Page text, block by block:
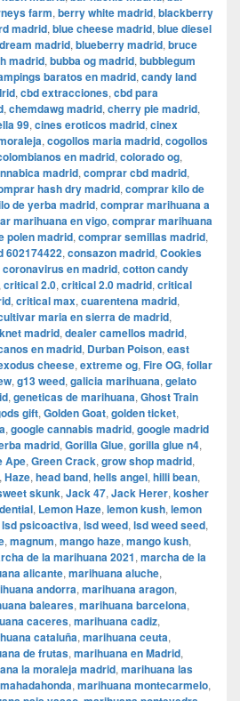
farm, berry white madrid, blackberry
madrid, blue cheese madrid, blue diesel
madrid, blueberry madrid, bruce
madrid, bubba og madrid, bubblegum
baratos en madrid, candy land
, cbd extracciones, cbd para
, chemdawg madrid, cherry pie madrid,
99, cines eroticos madrid, cinex
, cogollos maria madrid, cogollos
en madrid, colorado og,
madrid, comprar cbd madrid,
hash dry madrid, comprar kilo de
de yerba madrid, comprar marihuana a
marihuana en vigo, comprar marihuana
polen madrid, comprar semillas madrid,
602174422, consazon madrid, Cookies
coronavirus en madrid, cotton candy
critical 2.0, critical 2.0 madrid, critical
, critical max, cuarentena madrid,
maria en sierra de madrid,
madrid, dealer camellos madrid,
en madrid, Durban Poison, east
cheese, extreme og, Fire OG, follar
, g13 weed, galicia marihuana, gelato
, geneticas de marihuana, Ghost Train
gift, Golden Goat, golden ticket,
, google cannabis madrid, google madrid
madrid, Gorilla Glue, gorilla glue n4,
Ape, Green Crack, grow shop madrid,
, Haze, head band, hells angel, hilli bean,
skunk, Jack 47, Jack Herer, kosher
, Lemon Haze, lemon kush, lemon
lsd psicoactiva, lsd weed, lsd weed seed,
, magnum, mango haze, mango kush,
de la marihuana 2021, marcha de la
alicante, marihuana aluche,
andorra, marihuana aragon,
baleares, marihuana barcelona,
caceres, marihuana cadiz,
cataluña, marihuana ceuta,
de frutas, marihuana en Madrid,
la moraleja madrid, marihuana las
, marihuana montecarmelo,